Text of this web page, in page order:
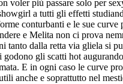
voler più passare solo per
a tutti gli effetti
conturbanti e le sue curve
e Melita non ci prova
tanto dalla retta via gliela si
godono gli scatti hot
E in ogni caso le curve
anche e soprattutto nel